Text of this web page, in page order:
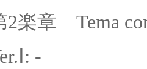
con
Ⅰ: -